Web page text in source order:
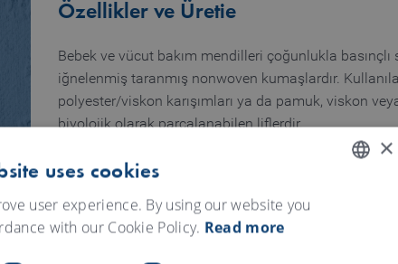
Özellikler ve Üretie
Bebek ve vücut bakım mendilleri çoğunlukla basınçlı
iğnelenmiş taranmış nonwoven kumaşlardır.
polyester/viskon karışımları ya da pamuk, viskon
biyolojik olarak parçalanabilen liflerdir.
×
uses cookies
user experience. By using our website you
with our Cookie Policy. Read more